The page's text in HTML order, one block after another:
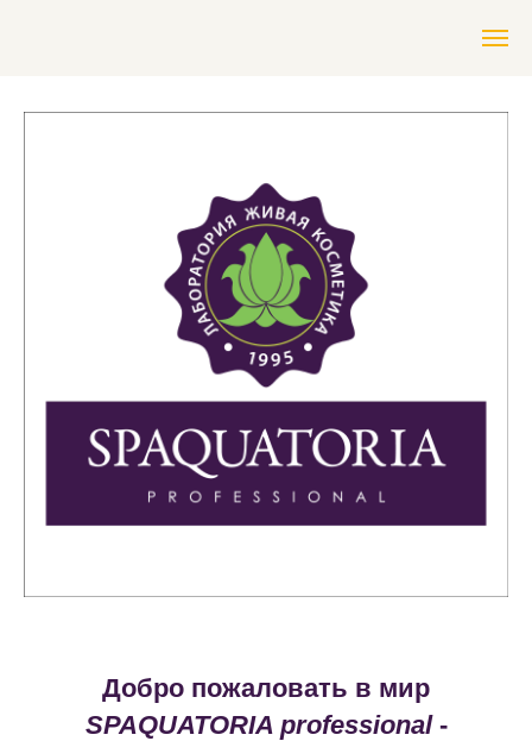
Добро пожаловать в мир
SPAQUATORIA professional-